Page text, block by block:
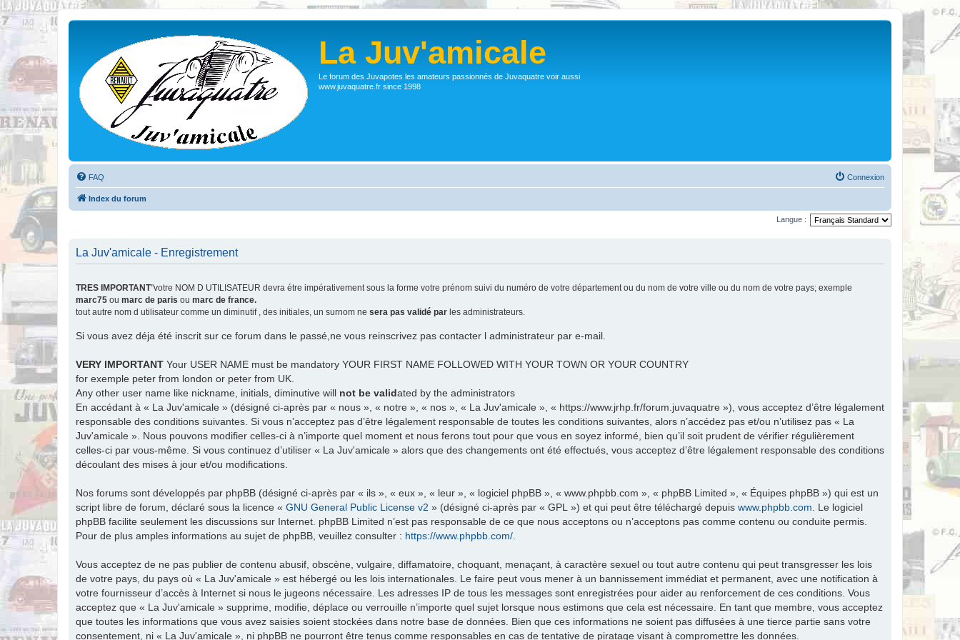
La Juv'amicale
Le forum des Juvapotes les amateurs passionnés de Juvaquatre voir aussi
www.juvaquatre.fr since 1998
FAQ Connexion
Index du forum
Langue :
La Juv'amicale - Enregistrement
TRES IMPORTANT"votre NOM D UTILISATEUR devra étre impérativement sous la forme votre prénom suivi du numéro de votre département ou du nom de votre ville ou du nom de votre pays; exemple
marc75 ou marc de paris ou marc de france.
tout autre nom d utilisateur comme un diminutif , des initiales, un surnom ne sera pas validé par les administrateurs.
Si vous avez déja été inscrit sur ce forum dans le passé,ne vous reinscrivez pas contacter l administrateur par e-mail.
VERY IMPORTANT Your USER NAME must be mandatory YOUR FIRST NAME FOLLOWED WITH YOUR TOWN OR YOUR COUNTRY
for exemple peter from london or peter from UK.
Any other user name like nickname, initials, diminutive will not be validated by the administrators
En accédant à « La Juv'amicale » (désigné ci-après par « nous », « notre », « nos », « La Juv'amicale », « https://www.jrhp.fr/forum.juvaquatre »), vous acceptez d’être légalement
responsable des conditions suivantes. Si vous n’acceptez pas d’être légalement responsable de toutes les conditions suivantes, alors n’accédez pas et/ou n’utilisez pas « La
Juv'amicale ». Nous pouvons modifier celles-ci à n’importe quel moment et nous ferons tout pour que vous en soyez informé, bien qu’il soit prudent de vérifier régulièrement
celles-ci par vous-même. Si vous continuez d’utiliser « La Juv'amicale » alors que des changements ont été effectués, vous acceptez d’être légalement responsable des conditions
découlant des mises à jour et/ou modifications.
Nos forums sont développés par phpBB (désigné ci-après par « ils », « eux », « leur », « logiciel phpBB », « www.phpbb.com », « phpBB Limited », « Équipes phpBB ») qui est un
script libre de forum, déclaré sous la licence « GNU General Public License v2 » (désigné ci-après par « GPL ») et qui peut être téléchargé depuis www.phpbb.com . Le logiciel
phpBB facilite seulement les discussions sur Internet. phpBB Limited n’est pas responsable de ce que nous acceptons ou n’acceptons pas comme contenu ou conduite permis.
Pour de plus amples informations au sujet de phpBB, veuillez consulter : https://www.phpbb.com/
Vous acceptez de ne pas publier de contenu abusif, obscène, vulgaire, diffamatoire, choquant, menaçant, à caractère sexuel ou tout autre contenu qui peut transgresser les lois
de votre pays, du pays où « La Juv'amicale » est hébergé ou les lois internationales. Le faire peut vous mener à un bannissement immédiat et permanent, avec une notification à
votre fournisseur d’accès à Internet si nous le jugeons nécessaire. Les adresses IP de tous les messages sont enregistrées pour aider au renforcement de ces conditions. Vous
acceptez que « La Juv'amicale » supprime, modifie, déplace ou verrouille n’importe quel sujet lorsque nous estimons que cela est nécessaire. En tant que membre, vous acceptez
que toutes les informations que vous avez saisies soient stockées dans notre base de données. Bien que ces informations ne soient pas diffusées à une tierce partie sans votre
consentement, ni « La Juv'amicale », ni phpBB ne pourront être tenus comme responsables en cas de tentative de piratage visant à compromettre les données.